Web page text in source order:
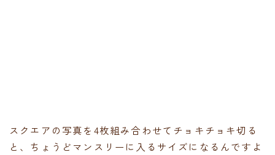
スクエアの写真を4枚組み合わせてチョキチョキ切る
と、ちょうどマンスリーに入るサイズになるんですよ